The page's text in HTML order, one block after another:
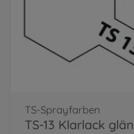
TS-Sprayfarben